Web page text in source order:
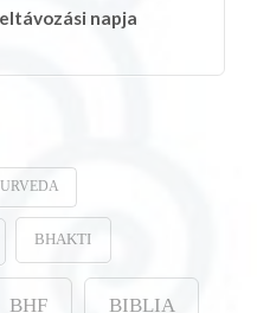
napja
BHAKTI
BHF BIBLIA